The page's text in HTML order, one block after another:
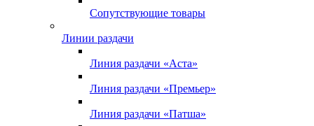
Сопутствующие товары
Линии раздачи
Линия раздачи «Аста»
Линия раздачи «Премьер»
Линия раздачи «Патша»